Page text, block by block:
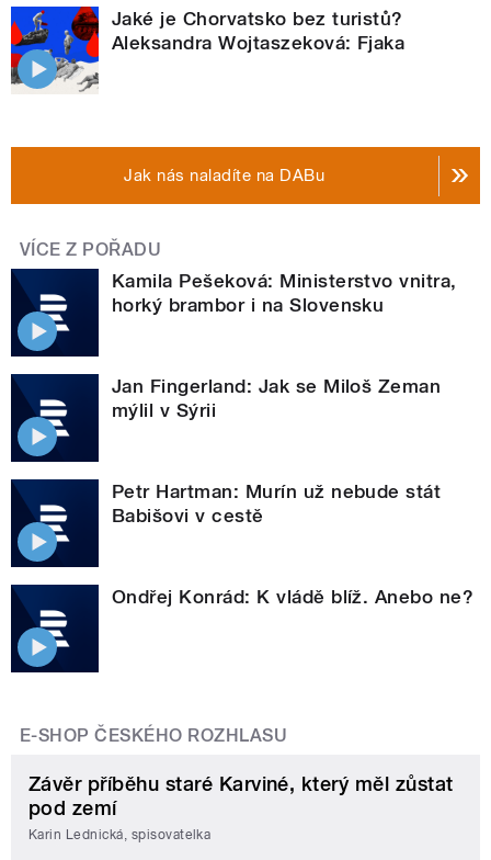
Jaké je Chorvatsko bez turistů?
Aleksandra Wojtaszeková: Fjaka
Jak nás naladíte na DABu
VÍCE Z POŘADU
Kamila Pešeková: Ministerstvo vnitra,
horký brambor i na Slovensku
Jan Fingerland: Jak se Miloš Zeman
mýlil v Sýrii
Petr Hartman: Murín už nebude stát
Babišovi v cestě
Ondřej Konrád: K vládě blíž. Anebo ne?
E-SHOP ČESKÉHO ROZHLASU
Závěr příběhu staré Karviné, který měl zůstat
pod zemí
Karin Lednická, spisovatelka